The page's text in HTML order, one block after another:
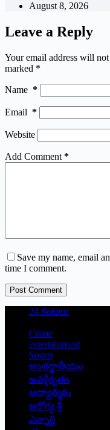
August 8, 2026
Leave a Reply
Your email address will
marked *
Name *
Email *
Website
Add Comment *
Save my name, email
time I comment.
Post Comment
24 గంటలు
Crime
entertainment
Sports
అంతర్జాతీయం
అవర్గీకృతం
ఆధ్యాత్మికం
ఆరోగ్య శ్రీ
ఎన్నారై